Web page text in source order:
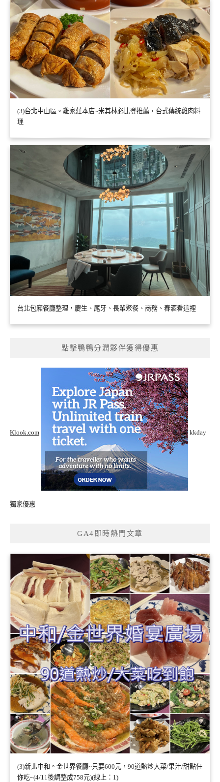
(3)台北中山區。雞家莊本店~米其林必比登推薦，台式傳統雞肉料
理
台北包廂餐廳整理，慶生、尾牙、長輩聚餐、商務、春酒看這裡
點擊鴨鴨分潤夥伴獲得優惠
Klook.com kkday
獨家優惠
GA4即時熱門文章
(3)新北中和。金世界餐廳~只要600元，90道熱炒大菜/果汁/甜點任
你吃~(4/11後調整成758元)(線上：1)